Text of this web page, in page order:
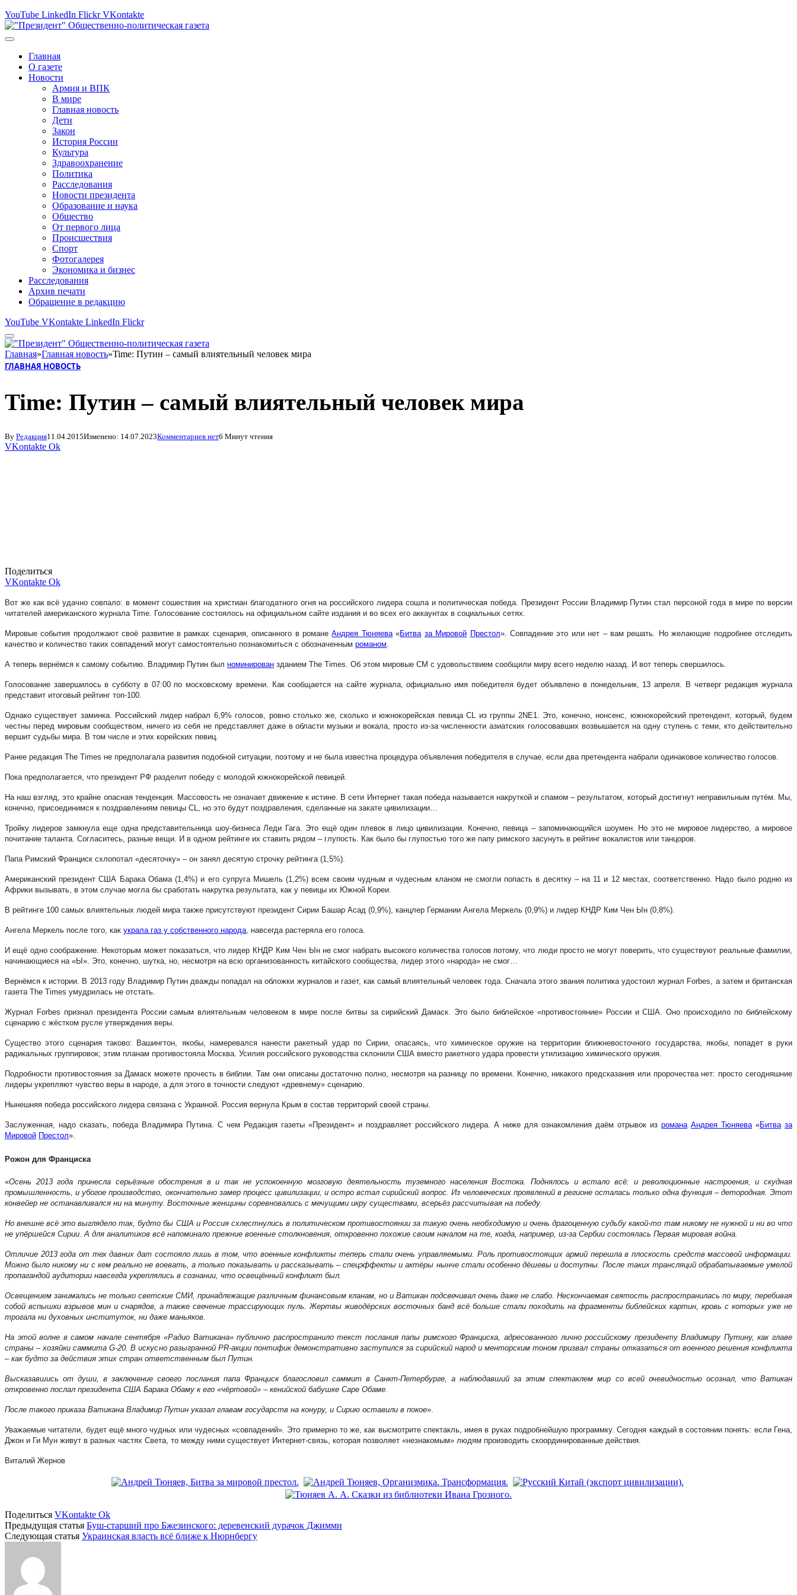
YouTube LinkedIn Flickr VKontakte
Главная
О газете
Новости
Армия и ВПК
В мире
Главная новость
Дети
Закон
История России
Культура
Здравоохранение
Политика
Расследования
Новости президента
Образование и наука
Общество
От первого лица
Происшествия
Спорт
Фотогалерея
Экономика и бизнес
Расследования
Архив печати
Обращение в редакцию
YouTube VKontakte LinkedIn Flickr
Главная»Главная новость»Time: Путин – самый влиятельный человек мира
ГЛАВНАЯ НОВОСТЬ
Time: Путин – самый влиятельный человек мира
By Редакция11.04.2015Изменено: 14.07.2023Комментариев нет6 Минут чтения
VKontakte Ok
Поделиться
VKontakte Ok
Вот же как всё удачно совпало: в момент сошествия на христиан благодатного огня на российского лидера сошла и политическая победа. Президент России Владимир Путин стал персоной года в мире по версии
читателей американского журнала Time. Голосование состоялось на официальном сайте издания и во всех его аккаунтах в социальных сетях.
Мировые события продолжают своё развитие в рамках сценария, описанного в романеАндрея Тюняева«Битва за Мировой Престол». Совпадение это или нет – вам решать. Но желающие подробнее отследить
качество и количество таких совпадений могут самостоятельно познакомиться с обозначенным романом.
А теперь вернёмся к самому событию. Владимир Путин был номинирован зданием The Times. Об этом мировые СМ с удовольствием сообщили миру всего неделю назад. И вот теперь свершилось.
Голосование завершилось в субботу в 07:00 по московскому времени. Как сообщается на сайте журнала, официально имя победителя будет объявлено в понедельник, 13 апреля. В четверг редакция журнала
представит итоговый рейтинг топ-100.
Однако существует заминка. Российский лидер набрал 6,9% голосов, ровно столько же, сколько и южнокорейская певица CL из группы 2NE1. Это, конечно, нонсенс, южнокорейский претендент, который, будем
честны перед мировым сообществом, ничего из себя не представляет даже в области музыки и вокала, просто из-за численности азиатских голосовавших возвышается на одну ступень с теми, кто действительно
вершит судьбы мира. В том числе и этих корейских певиц.
Ранее редакция The Times не предполагала развития подобной ситуации, поэтому и не была известна процедура объявления победителя в случае, если два претендента набрали одинаковое количество голосов.
Пока предполагается, что президент РФ разделит победу с молодой южнокорейской певицей.
На наш взгляд, это крайне опасная тенденция. Массовость не означает движение к истине. В сети Интернет такая победа называется накруткой и спамом – результатом, который достигнут неправильным путём. Мы,
конечно, присоединимся к поздравлениям певицы CL, но это будут поздравления, сделанные на закате цивилизации…
Тройку лидеров замкнула еще одна представительница шоу-бизнеса Леди Гага. Это ещё один плевок в лицо цивилизации. Конечно, певица – запоминающийся шоумен. Но это не мировое лидерство, а мировое
почитание таланта. Согласитесь, разные вещи. И в одном рейтинге их ставить рядом – глупость. Как было бы глупостью того же папу римского засунуть в рейтинг вокалистов или танцоров.
Папа Римский Франциск схлопотал «десяточку» – он занял десятую строчку рейтинга (1,5%).
Американский президент США Барака Обама (1,4%) и его супруга Мишель (1,2%) всем своим чудным и чудесным кланом не смогли попасть в десятку – на 11 и 12 местах, соответственно. Надо было родню из
Африки вызывать, в этом случае могла бы сработать накрутка результата, как у певицы их Южной Кореи.
В рейтинге 100 самых влиятельных людей мира также присутствуют президент Сирии Башар Асад (0,9%), канцлер Германии Ангела Меркель (0,9%) и лидер КНДР Ким Чен Ын (0,8%).
Ангела Меркель после того, как украла газ у собственного народа, навсегда растеряла его голоса.
И ещё одно соображение. Некоторым может показаться, что лидер КНДР Ким Чен Ын не смог набрать высокого количества голосов потому, что люди просто не могут поверить, что существуют реальные фамилии,
начинающиеся на «Ы». Это, конечно, шутка, но, несмотря на всю организованность китайского сообщества, лидер этого «народа» не смог…
Вернёмся к истории. В 2013 году Владимир Путин дважды попадал на обложки журналов и газет, как самый влиятельный человек года. Сначала этого звания политика удостоил журнал Forbes, а затем и британская
газета The Times умудрилась не отстать.
Журнал Forbes признал президента России самым влиятельным человеком в мире после битвы за сирийский Дамаск. Это было библейское «противостояние» России и США. Оно происходило по библейскому
сценарию с жёстком русле утверждения веры.
Существо этого сценария таково: Вашингтон, якобы, намеревался нанести ракетный удар по Сирии, опасаясь, что химическое оружие на территории ближневосточного государства, якобы, попадет в руки
радикальных группировок; этим планам противостояла Москва. Усилия российского руководства склонили США вместо ракетного удара провести утилизацию химического оружия.
Подробности противостояния за Дамаск можете прочесть в библии. Там они описаны достаточно полно, несмотря на разницу по времени. Конечно, никакого предсказания или пророчества нет: просто сегодняшние
лидеры укрепляют чувство веры в народе, а для этого в точности следуют «древнему» сценарию.
Нынешняя победа российского лидера связана с Украиной. Россия вернула Крым в состав территорий своей страны.
Заслуженная, надо сказать, победа Владимира Путина. С чем Редакция газеты «Президент» и поздравляет российского лидера. А ниже для ознакомления даём отрывок изромана Андрея Тюняева«Битва за
Мировой Престол».
Рожон для Франциска
«Осень 2013 года принесла серьёзные обострения в и так не успокоенную мозговую деятельность туземного населения Востока. Поднялось и встало всё: и революционные настроения, и скудная
промышленность, и убогое производство, окончательно замер процесс цивилизации, и остро встал сирийский вопрос. Из человеческих проявлений в регионе осталась только одна функция – детородная. Этот
конвейер не останавливался ни на минуту. Восточные женщины соревновались с мечущими икру существами, всерьёз рассчитывая на победу.
Но внешне всё это выглядело так, будто бы США и Россия схлестнулись в политическом противостоянии за такую очень необходимую и очень драгоценную судьбу какой-то там никому не нужной и ни во что
не упёршейся Сирии. А для аналитиков всё напоминало прежние военные столкновения, откровенно похожие своим началом на те, когда, например, из-за Сербии состоялась Первая мировая война.
Отличие 2013 года от тех давних дат состояло лишь в том, что военные конфликты теперь стали очень управляемыми. Роль противостоящих армий перешла в плоскость средств массовой информации.
Можно было никому ни с кем реально не воевать, а только показывать и рассказывать – спецэффекты и актёры нынче стали особенно дёшевы и доступны. После таких трансляций обрабатываемые умелой
пропагандой аудитории навсегда укреплялись в сознании, что освещённый конфликт был.
Освещением занимались не только светские СМИ, принадлежащие различным финансовым кланам, но и Ватикан подсвечивал очень даже не слабо. Нескончаемая святость распространилась по миру, перебивая
собой вспышки взрывов мин и снарядов, а также свечение трассирующих пуль. Жертвы живодёрских восточных банд всё больше стали походить на фрагменты библейских картин, кровь с которых уже не
трогала ни духовных институток, ни даже маньяков.
На этой волне в самом начале сентября «Радио Ватикана» публично распространило текст послания папы римского Франциска, адресованного лично российскому президенту Владимиру Путину, как главе
страны – хозяйки саммита G-20. В искусно разыгранной PR-акции понтифик демонстративно заступился за сирийский народ и менторским тоном призвал страны отказаться от военного решения конфликта
– как будто за действия этих стран ответственным был Путин.
Высказавшись от души, в заключение своего послания папа Франциск благословил саммит в Санкт-Петербурге, а наблюдавший за этим спектаклем мир со всей очевидностью осознал, что Ватикан
откровенно послал президента США Барака Обаму к его «чёртовой» – кенийской бабушке Саре Обаме.
После такого приказа Ватикана Владимир Путин указал главам государств на конуру, и Сирию оставили в покое».
Уважаемые читатели, будет ещё много чудных или чудесных «совпадений». Это примерно то же, как высмотрите спектакль, имея в руках подробнейшую программку. Сегодня каждый в состоянии понять: если Гена,
Джон и Ги Мун живут в разных частях Света, то между ними существует Интернет-связь, которая позволяет «незнакомым» людям производить скоординированные действия.
Виталий Жернов
Поделиться VKontakte Ok
Предыдущая статья Буш-старший про Бжезинского: деревенский дурачок Джимми
Следующая статья Украинская власть всё ближе к Нюрнбергу